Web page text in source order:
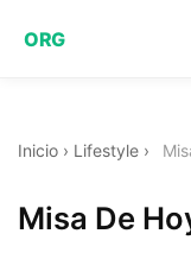
ORG
Inicio › Lifestyle ›
Misa De